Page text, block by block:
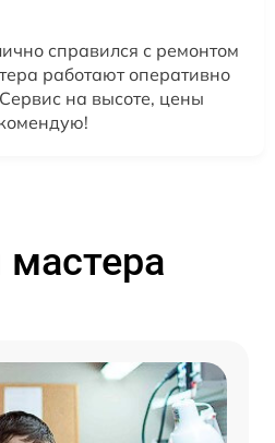
справился с ремонтом
работают оперативно
на высоте, цены